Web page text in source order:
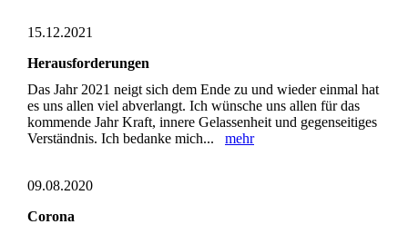
15.12.2021
Herausforderungen
Das Jahr 2021 neigt sich dem Ende zu und wieder einmal hat
es uns allen viel abverlangt. Ich wünsche uns allen für das
kommende Jahr Kraft, innere Gelassenheit und gegenseitiges
Verständnis. Ich bedanke mich... mehr
09.08.2020
Corona